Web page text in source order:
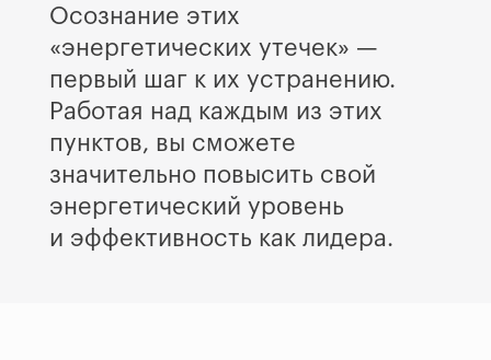
Осознание этих
«энергетических утечек» —
первый шаг к их устранению.
Работая над каждым из этих
пунктов, вы сможете
значительно повысить свой
энергетический уровень
и эффективность как лидера.